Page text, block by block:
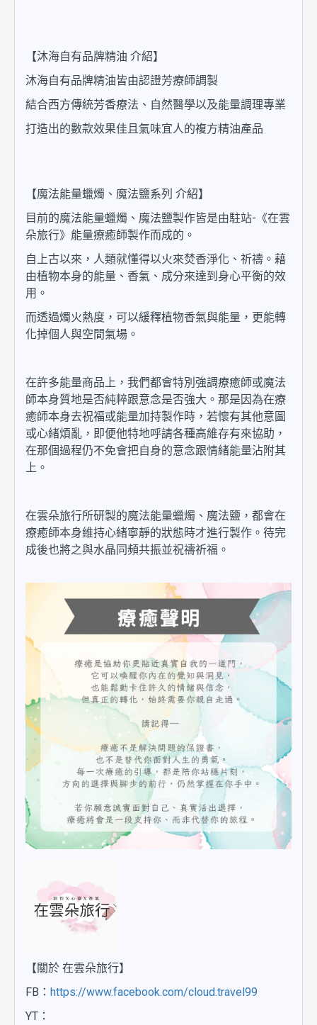
【沐海自有品牌精油 介紹】
沐海自有品牌精油皆由認證芳療師調製
結合西方傳統芳香療法、自然醫學以及能量調理專業
打造出的數款效果佳且氣味宜人的複方精油產品
【魔法能量蠟燭、 魔法鹽系列 介紹】
目前的魔法能量蠟燭 、 魔法鹽製作皆是由駐站- 《在雲
朵旅行》能量療癒師製作而成的。
自上古以來，人類就懂得以火來焚香淨化、祈禱。藉
由植物本身的能量、香氣、成分來達到身心平衡的效
用。
而透過燭火熱度，可以緩釋植物香氣與能量，更能轉
化掉個人與空間氣場。
在許多能量商品上，我們都會特別強調療癒師或魔法
師本身質地是否純粹跟意念是否強大。那是因為在療
癒師本身去祝福或能量加持製作時，若懷有其他意圖
或心緒煩亂，即便他特地呼請各種高維存有來協助，
在那個過程仍不免會把自身的意念跟情緒能量沾附其
上。
在雲朵旅行所研製的魔法能量蠟燭 、 魔法鹽 ，都會在
療癒師本身維持心緒寧靜的狀態時才進行製作。待完
成後也將之與水晶同頻共振並祝禱祈福。
【關於 在雲朵旅行】
FB： https://www.facebook.com/cloud.travel99
YT：